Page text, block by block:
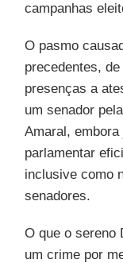
campanhas
O pasmo
precedentes,
presenças a
um senador
Amaral,
parlamentar
inclusive como
senadores.
O que o sereno
um crime por